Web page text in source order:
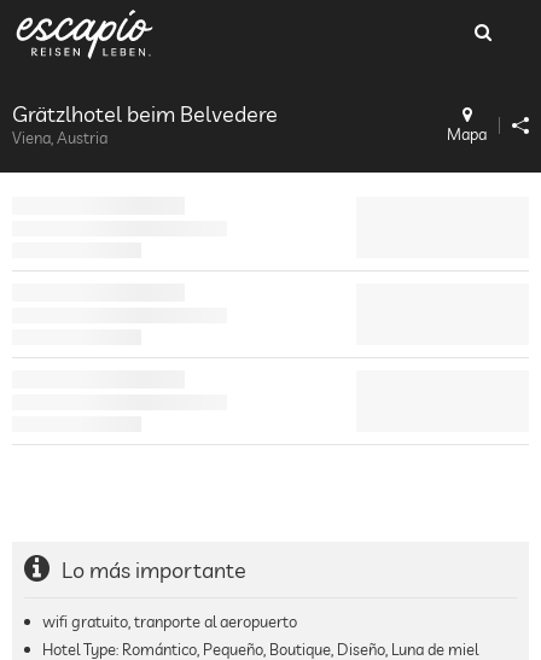
Grätzlhotel beim Belvedere
Viena, Austria Mapa
Lo más importante
wifi gratuito, tranporte al aeropuerto
Hotel Type: Romántico, Pequeño, Boutique, Diseño, Luna de miel